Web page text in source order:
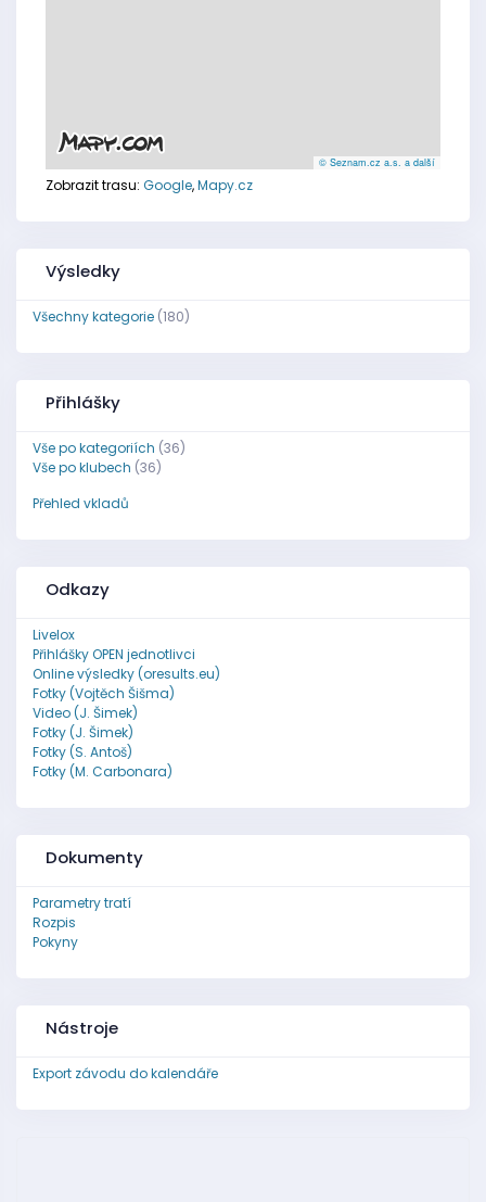
© Seznam.cz a.s. a další
Zobrazit trasu: Google,Mapy.cz
Výsledky
Všechny kategorie(180)
Přihlášky
Vše po kategoriích (36)
Vše po klubech (36)
Přehled vkladů
Odkazy
Livelox
Přihlášky OPEN jednotlivci
Online výsledky (oresults.eu)
Fotky (Vojtěch Šišma)
Video (J. Šimek)
Fotky (J. Šimek)
Fotky (S. Antoš)
Fotky (M. Carbonara)
Dokumenty
Parametry tratí
Rozpis
Pokyny
Nástroje
Export závodu do kalendáře